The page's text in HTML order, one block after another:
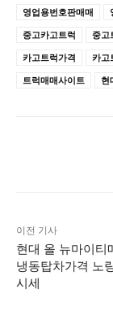
영업용번호판매매
중고카고트럭
중고
카고트럭가격
카고
트럭매매사이트
현
이전 기사
현대 올 뉴마이티
냉동탑차가격 노
시세